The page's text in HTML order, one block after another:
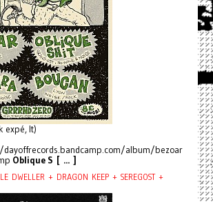
expé, It)
album/bezoar
Oblique S [ ... ]
DWELLER + DRAGON KEEP + SEREGOST +